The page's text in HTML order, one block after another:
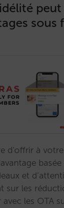
sous
d'offrir à
basée
et
sur les
les OTA